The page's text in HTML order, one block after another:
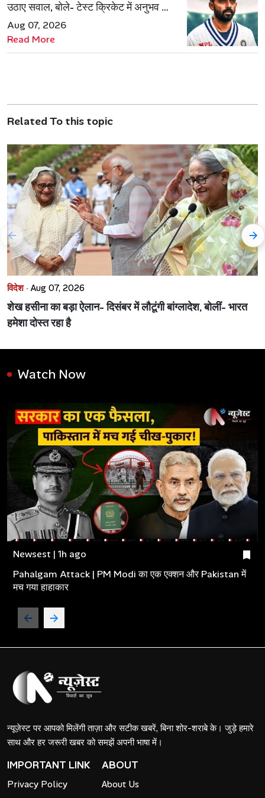
उठाए सवाल, बोले- टेस्ट क्रिकेट में अनुभव की
जरूरत हमेशा रहेगी
Aug 07, 2026
Read More
Related To this topic
विदेश · Aug 07, 2026
शेख हसीना का बड़ा ऐलान- दिसंबर में लौटूंगी बांग्लादेश, बोलीं- भारत
हमेशा दोस्त रहा है
Watch Now
Newsest | 1h ago
Pahalgam Attack | PM Modi का एक एक्शन और Pakistan में
मच गया हाहाकार
न्यूज़ेस्ट पर आपको मिलेंगी ताज़ा और सटीक खबरें, बिना शोर-शराबे के। जुड़े हमारे
साथ और हर जरूरी खबर को समझें अपनी भाषा में।
IMPORTANT LINK
Privacy Policy
ABOUT
About Us